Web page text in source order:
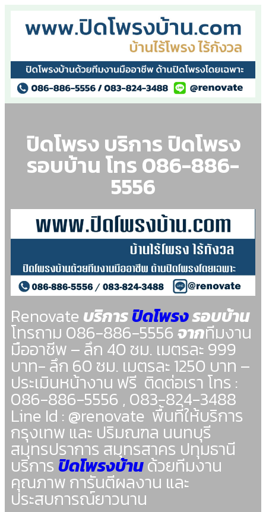
ปิดโพรง บริการ ปิดโพรง
รอบบ้าน โทร 086-886-
5556
Renovate บริการปิดโพรงรอบบ้าน
โทรถาม 086-886-5556จากทีมงาน
มืออาชีพ – ลึก 40 ซม. เมตรละ 999
บาท- ลึก 60 ซม. เมตรละ 1250 บาท –
ประเมินหน้างาน ฟรี ติดต่อเรา โทร :
086-886-5556 , 083-824-3488
Line Id : @renovate พื้นที่ให้บริการ
กรุงเทพ และ ปริมณฑล นนทบุรี
สมุทรปราการ สมุทรสาคร ปทุมธานี
บริการปิดโพรงบ้านด้วยทีมงาน
คุณภาพ การันตีผลงาน และ
ประสบการณ์ยาวนาน